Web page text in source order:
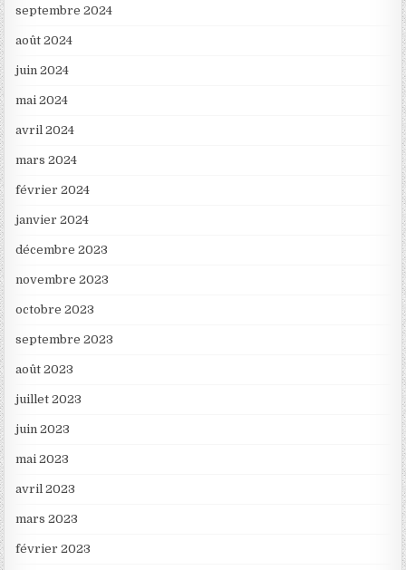
septembre 2024
août 2024
juin 2024
mai 2024
avril 2024
mars 2024
février 2024
janvier 2024
décembre 2023
novembre 2023
octobre 2023
septembre 2023
août 2023
juillet 2023
juin 2023
mai 2023
avril 2023
mars 2023
février 2023